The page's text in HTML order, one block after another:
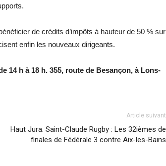
de crédits d’impôts à hauteur de 50 % sur
enfin les nouveaux dirigeants.
14 h à 18 h. 355, route de Besançon, à Lons-
Article suivant
Haut Jura. Saint-Claude Rugby : Les 32ièmes de
finales de Fédérale 3 contre Aix-les-Bains